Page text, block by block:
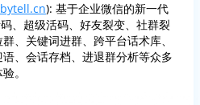
): 基于企业微信的新一代
、超级活码、好友裂变、社群裂
、关键词进群、跨平台话术库、
、会话存档、进退群分析等众多
。